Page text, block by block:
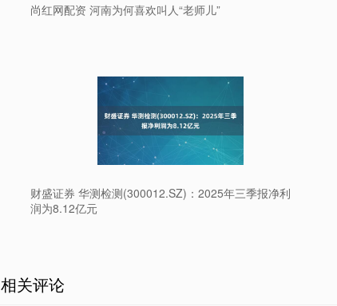
尚红网配资 河南为何喜欢叫人“老师儿”
财盛证券 华测检测(300012.SZ)：2025年三季报净利
润为8.12亿元
相关评论